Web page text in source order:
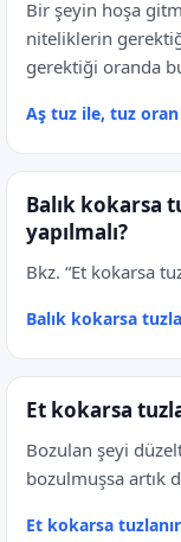
Bir şeyin hoşa
niteliklerin
gerektiği oranda
Aş tuz ile, tuz
Balık kokarsa
yapılmalı?
Bkz. “Et kokarsa
Balık kokarsa
Et kokarsa
Bozulan şeyi
bozulmuşsa artık
Et kokarsa